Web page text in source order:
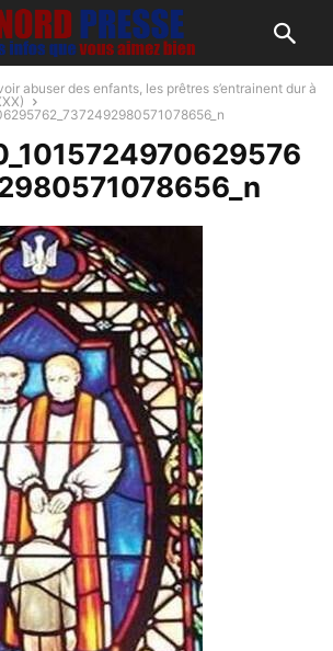
abuser des enfants, les prêtres s’entrainent dur à